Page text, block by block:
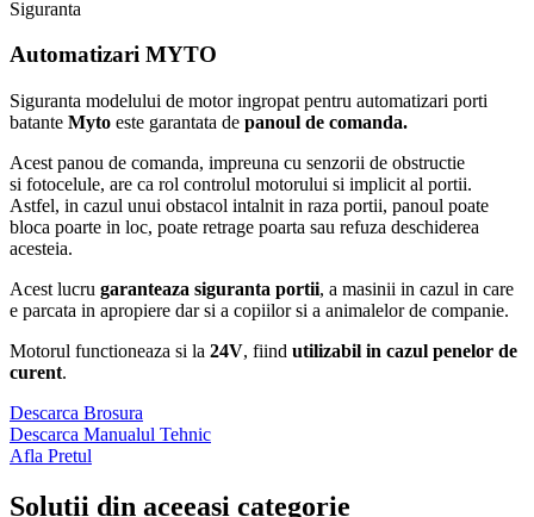
Siguranta
Automatizari MYTO
Siguranta modelului de motor ingropat pentru automatizari porti
batante Myto este garantata de panoul de comanda.
Acest panou de comanda, impreuna cu senzorii de obstructie
si fotocelule, are ca rol controlul motorului si implicit al portii.
Astfel, in cazul unui obstacol intalnit in raza portii, panoul poate
bloca poarte in loc, poate retrage poarta sau refuza deschiderea
acesteia.
Acest lucru garanteaza siguranta portii, a masinii in cazul in care
e parcata in apropiere dar si a copiilor si a animalelor de companie.
Motorul functioneaza si la 24V, fiind utilizabil in cazul penelor de
curent.
Descarca Brosura
Descarca Manualul Tehnic
Afla Pretul
Solutii din aceeasi categorie